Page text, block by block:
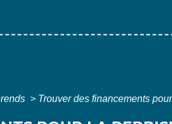
> Trouver des financements